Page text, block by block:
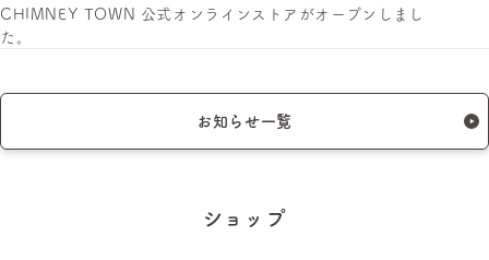
CHIMNEY TOWN 公式オンラインストアがオープンしまし
た。
お知らせ一覧
ショップ